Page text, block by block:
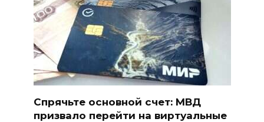
Спрячьте основной счет: МВД
призвало перейти на виртуальные